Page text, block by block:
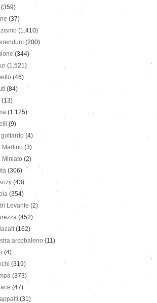
(359)
(37)
(1.410)
(200)
(344)
(1.521)
(46)
(84)
(13)
(1.125)
(9)
(4)
Martino (3)
Miniato (2)
(306)
(43)
(354)
Levante (2)
(452)
(162)
arcobaleno (11)
(4)
(319)
(373)
(47)
(31)